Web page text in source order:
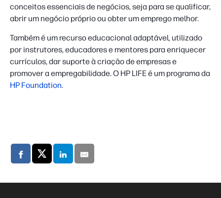
conceitos essenciais de negócios, seja para se qualificar,
abrir um negócio próprio ou obter um emprego melhor.
Também é um recurso educacional adaptável, utilizado
por instrutores, educadores e mentores para enriquecer
currículos, dar suporte à criação de empresas e
promover a empregabilidade. O HP LIFE é um programa da
HP Foundation.